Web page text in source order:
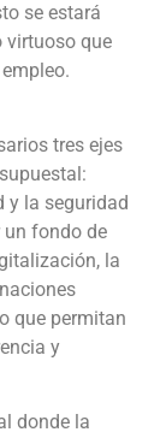
se estará
virtuoso que
tres ejes
y la seguridad
un fondo de
la
que permitan
y
donde la